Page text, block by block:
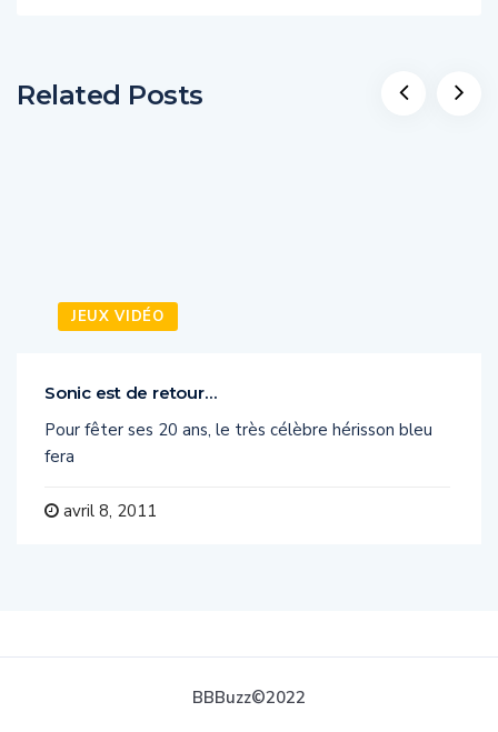
Related Posts
JEUX VIDÉO
Sonic est de retour…
Pour fêter ses 20 ans, le très célèbre hérisson bleu
fera
avril 8, 2011
BBBuzz©2022